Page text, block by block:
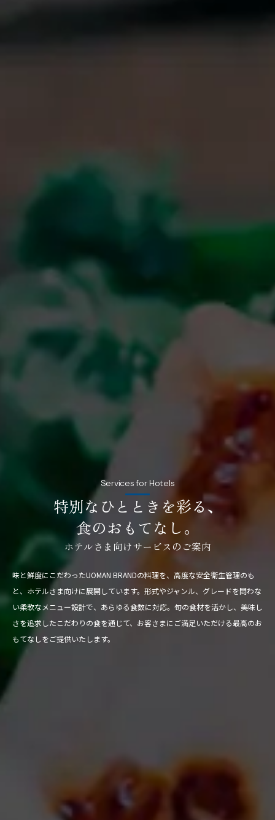
Services for Hotels
特別なひとときを彩る、
食のおもてなし。
ホテルさま向けサービスのご案内
味と鮮度にこだわったUOMAN BRANDの料理を、高度な安全衛生管理のも
と、ホテルさま向けに展開しています。形式やジャンル、グレードを問わな
い柔軟なメニュー設計で、あらゆる食数に対応。旬の食材を活かし、美味し
さを追求したこだわりの食を通じて、お客さまにご満足いただける最高のお
もてなしをご提供いたします。